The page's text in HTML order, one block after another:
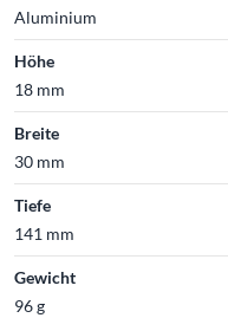
Aluminium
Höhe
18 mm
Breite
30 mm
Tiefe
141 mm
Gewicht
96 g